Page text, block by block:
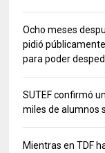
Ocho meses
pidió
para poder
SUTEF confirmó
miles de alumnos
Mientras en TDF